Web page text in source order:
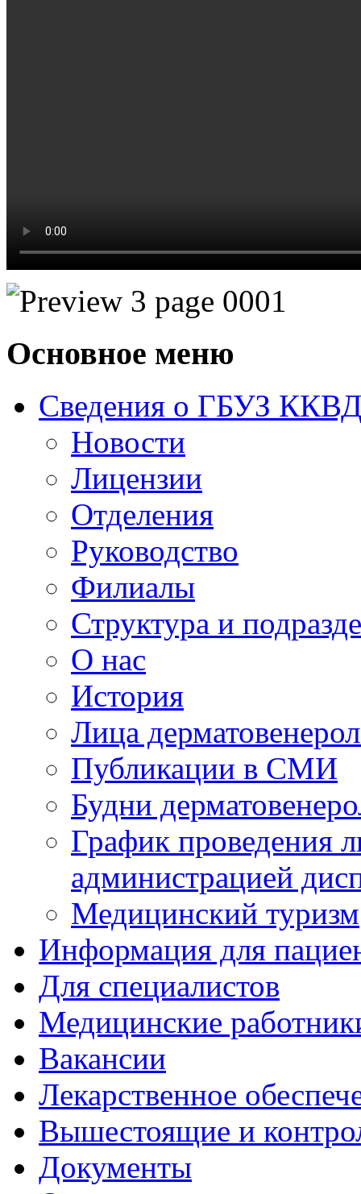
Основное меню
Сведения о ГБУЗ
Новости
Лицензии
Отделения
Руководство
Филиалы
Структура и
О нас
История
Лица
Публикации в СМИ
Будни
График проведения
администрацией
Медицинский туризм
Информация для
Для специалистов
Медицинские
Вакансии
Лекарственное
Вышестоящие и
Документы